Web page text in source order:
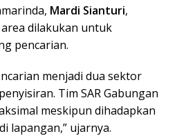
Mardi Sianturi,
dilakukan untuk
pencarian.
menjadi dua sektor
Tim SAR Gabungan
meskipun dihadapkan
lapangan,” ujarnya.